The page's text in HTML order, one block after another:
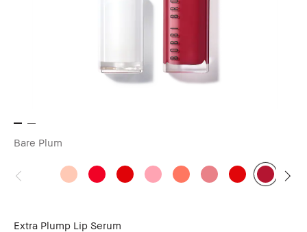
Bare Plum
Extra Plump Lip Serum